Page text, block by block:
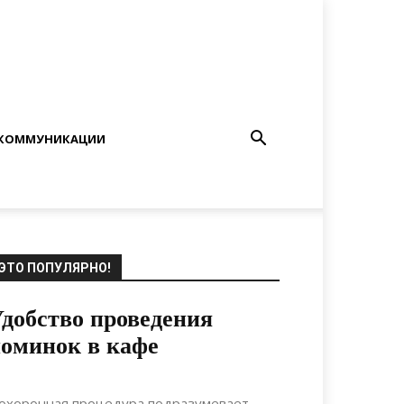
ПОПУЛЯРНО!
проведения
в кафе
17.10.2020